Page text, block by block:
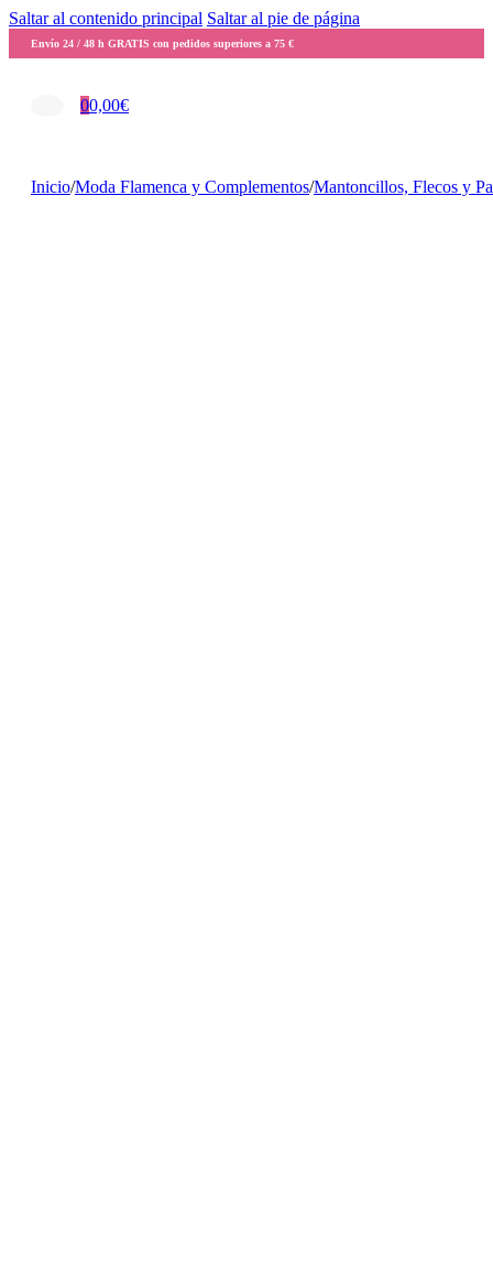
Saltar al contenido principal Saltar al pie de página
Envío 24 / 48 h GRATIS con pedidos superiores a 75 €
00,00€
Inicio/Moda Flamenca y Complementos/Mantoncillos, Flecos y